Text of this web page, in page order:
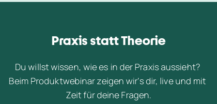
Praxis statt Theorie
Du willst wissen, wie es in der Praxis aussieht?
Beim Produktwebinar zeigen wir's dir, live und mit
Zeit für deine Fragen.